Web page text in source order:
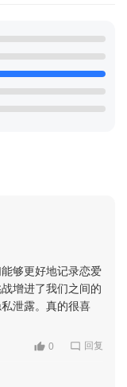
够更好地记录恋爱
增进了我们之间的
泄露。真的很喜
0 回复